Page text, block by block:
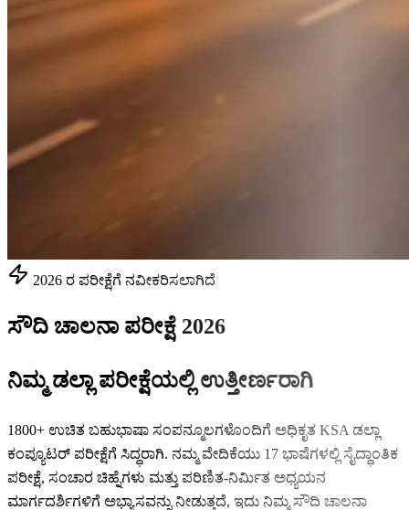
2026 ರ ಪರೀಕ್ಷೆಗೆ ನವೀಕರಿಸಲಾಗಿದೆ
ಸೌದಿ ಚಾಲನಾ ಪರೀಕ್ಷೆ 2026
ನಿಮ್ಮ ಡಲ್ಲಾ ಪರೀಕ್ಷೆಯಲ್ಲಿ ಉತ್ತೀರ್ಣರಾಗಿ
1800+ ಉಚಿತ ಬಹುಭಾಷಾ ಸಂಪನ್ಮೂಲಗಳೊಂದಿಗೆ ಅಧಿಕೃತ KSA ಡಲ್ಲಾ
ಕಂಪ್ಯೂಟರ್ ಪರೀಕ್ಷೆಗೆ ಸಿದ್ಧರಾಗಿ. ನಮ್ಮ ವೇದಿಕೆಯು 17 ಭಾಷೆಗಳಲ್ಲಿ ಸೈದ್ಧಾಂತಿಕ
ಪರೀಕ್ಷೆ, ಸಂಚಾರ ಚಿಹ್ನೆಗಳು ಮತ್ತು ಪರಿಣಿತ-ನಿರ್ಮಿತ ಅಧ್ಯಯನ
ಮಾರ್ಗದರ್ಶಿಗಳಿಗೆ ಅಭ್ಯಾಸವನ್ನು ನೀಡುತ್ತದೆ, ಇದು ನಿಮ್ಮ ಸೌದಿ ಚಾಲನಾ